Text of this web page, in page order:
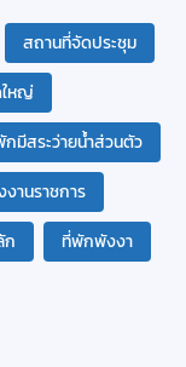
สถานที่จัดประชุม
ใหญ่
มีสระว่ายน้ำส่วนตัว
านราชการ
ก
ที่พักพังงา